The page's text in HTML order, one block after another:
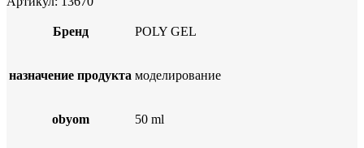
Бренд POLY GEL
назначение продукта моделирование
obyom 50 ml